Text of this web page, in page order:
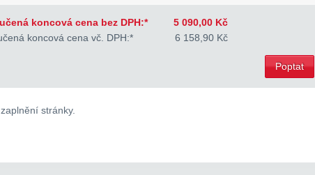
koncová cena bez DPH:*
5 090,00 Kč
koncová cena vč. DPH:*
6 158,90 Kč
Poptat
stránky.